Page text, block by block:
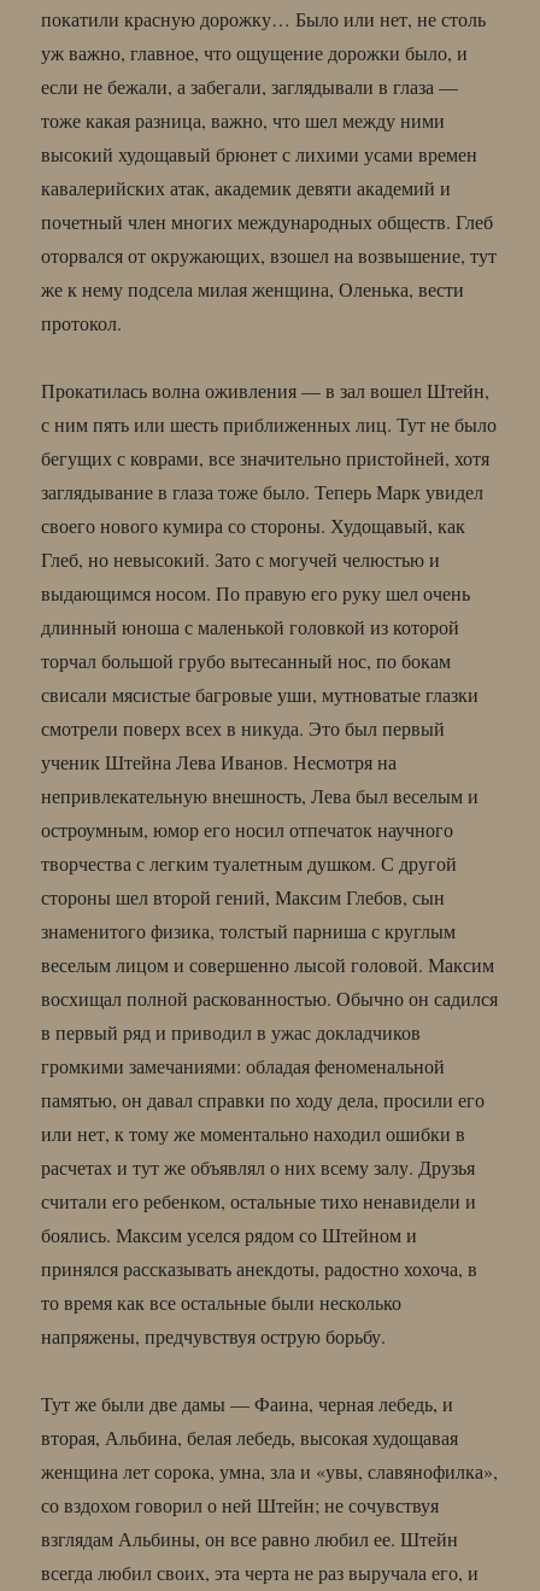
покатили красную дорожку… Было или нет, не столь
уж важно, главное, что ощущение дорожки было, и
если не бежали, а забегали, заглядывали в глаза —
тоже какая разница, важно, что шел между ними
высокий худощавый брюнет с лихими усами времен
кавалерийских атак, академик девяти академий и
почетный член многих международных обществ. Глеб
оторвался от окружающих, взошел на возвышение, тут
же к нему подсела милая женщина, Оленька, вести
протокол.
Прокатилась волна оживления — в зал вошел Штейн,
с ним пять или шесть приближенных лиц. Тут не было
бегущих с коврами, все значительно пристойней, хотя
заглядывание в глаза тоже было. Теперь Марк увидел
своего нового кумира со стороны. Худощавый, как
Глеб, но невысокий. Зато с могучей челюстью и
выдающимся носом. По правую его руку шел очень
длинный юноша с маленькой головкой из которой
торчал большой грубо вытесанный нос, по бокам
свисали мясистые багровые уши, мутноватые глазки
смотрели поверх всех в никуда. Это был первый
ученик Штейна Лева Иванов. Несмотря на
непривлекательную внешность, Лева был веселым и
остроумным, юмор его носил отпечаток научного
творчества с легким туалетным душком. С другой
стороны шел второй гений, Максим Глебов, сын
знаменитого физика, толстый парниша с круглым
веселым лицом и совершенно лысой головой. Максим
восхищал полной раскованностью. Обычно он садился
в первый ряд и приводил в ужас докладчиков
громкими замечаниями: обладая феноменальной
памятью, он давал справки по ходу дела, просили его
или нет, к тому же моментально находил ошибки в
расчетах и тут же объявлял о них всему залу. Друзья
считали его ребенком, остальные тихо ненавидели и
боялись. Максим уселся рядом со Штейном и
принялся рассказывать анекдоты, радостно хохоча, в
то время как все остальные были несколько
напряжены, предчувствуя острую борьбу.
Тут же были две дамы — Фаина, черная лебедь, и
вторая, Альбина, белая лебедь, высокая худощавая
женщина лет сорока, умна, зла и «увы, славянофилка»,
со вздохом говорил о ней Штейн; не сочувствуя
взглядам Альбины, он все равно любил ее. Штейн
всегда любил своих, эта черта не раз выручала его, и